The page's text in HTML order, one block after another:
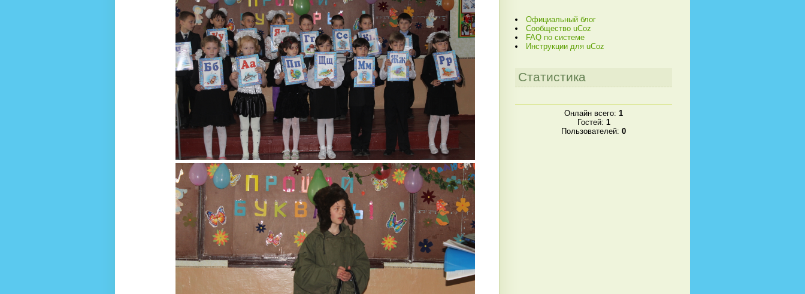
Официальный блог
Сообщество uCoz
FAQ по системе
Инструкции для uCoz
Статистика
Онлайн всего: 1
Гостей: 1
Пользователей: 0